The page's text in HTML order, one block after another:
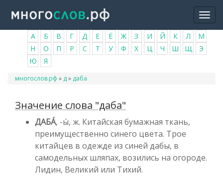
основному
содержанию
А Б В Г Д Е Ё Ж З И Й К Л
М
Н
О П Р С Т У Ф Х Ц Ч Ш Щ
Э
Ю
Я
Вы
многослов.рф » д» даба
Значение слова "даба"
ДАБА́, -ы́, ж. Китайская бумажная ткань,
преимущественно синего цвета. Трое
китайцев в одежде из синей дабы, в
самодельных шляпах, возились на огороде.
Лидин, Великий или Тихий.